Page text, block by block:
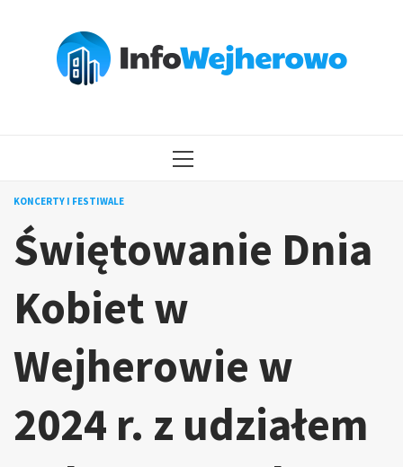
MENU
KONCERTY I FESTIWALE
Świętowanie Dnia
Kobiet w
Wejherowie w
2024 r. z udziałem